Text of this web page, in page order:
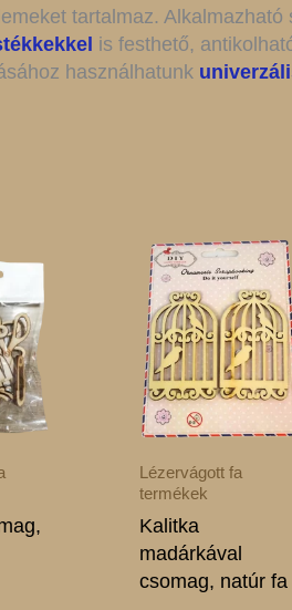
tartalmaz. Alkalmazható
is festhető,
használhatunk
Lézervágott fa
termékek
Kalitka
madárkával
csomag, natúr fa